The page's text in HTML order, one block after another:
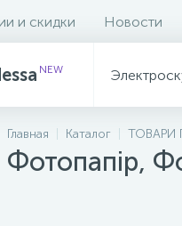
и скидки Новости
NEW
Главная Каталог ТОВАРИ
Фотопапір,
Фильтр